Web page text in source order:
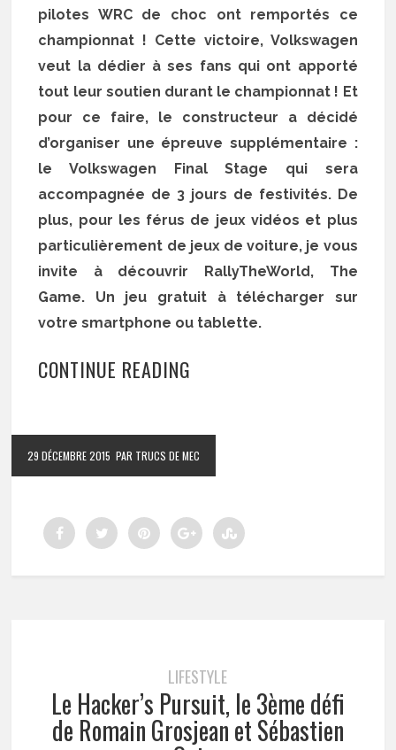
pilotes WRC de choc ont remportés ce
championnat ! Cette victoire, Volkswagen
veut la dédier à ses fans qui ont apporté
tout leur soutien durant le championnat ! Et
pour ce faire, le constructeur a décidé
d’organiser une épreuve supplémentaire :
le Volkswagen Final Stage qui sera
accompagnée de 3 jours de festivités. De
plus, pour les férus de jeux vidéos et plus
particulièrement de jeux de voiture, je vous
invite à découvrir RallyTheWorld, The
Game. Un jeu gratuit à télécharger sur
votre smartphone ou tablette.
CONTINUE READING
29 DÉCEMBRE 2015 PAR TRUCS DE MEC
LIFESTYLE
Le Hacker’s Pursuit, le 3ème défi
de Romain Grosjean et Sébastien